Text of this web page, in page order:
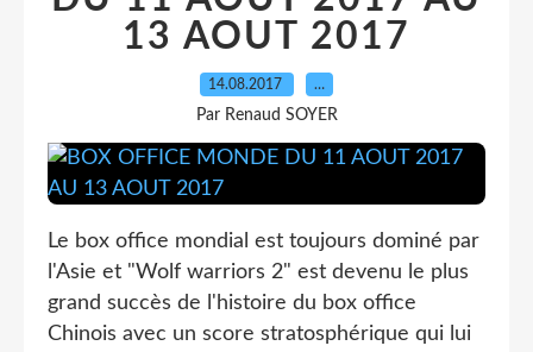
13 AOUT 2017
14.08.2017 …
Par Renaud SOYER
Le box office mondial est toujours dominé par
l'Asie et "Wolf warriors 2" est devenu le plus
grand succès de l'histoire du box office
Chinois avec un score stratosphérique qui lui